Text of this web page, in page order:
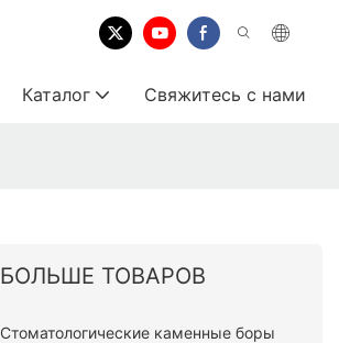
Каталог Свяжитесь с нами
БОЛЬШЕ ТОВАРОВ
Стоматологические каменные боры